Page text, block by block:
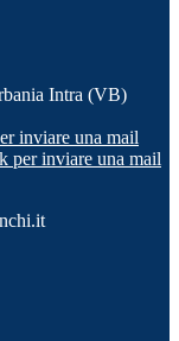
Intra (VB)
inviare una mail
per inviare una mail